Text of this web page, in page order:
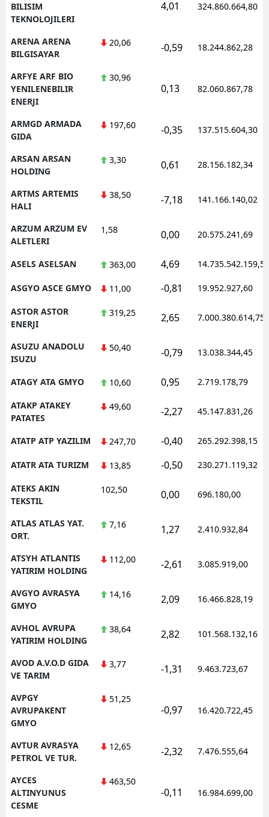
BILISIM
TEKNOLOJILERI
4,01 324.860.664,80
ARENA ARENA
BILGISAYAR
20,06 -0,59 18.244.862,28
ARFYE ARF BIO
YENILENEBILIR
ENERJI
30,96
0,13 82.060.867,78
ARMGD ARMADA
GIDA
197,60 -0,35 137.515.604,30
ARSAN ARSAN
HOLDING
3,30 0,61 28.156.182,34
ARTMS ARTEMIS
HALI
38,50 -7,18 141.166.140,02
ARZUM ARZUM EV
ALETLERI
1,58 0,00 20.575.241,69
ASELS ASELSAN 363,00 4,69 14.735.542.159,50
ASGYO ASCE GMYO 11,00 -0,81 19.952.927,60
ASTOR ASTOR
ENERJI
319,25 2,65 7.000.380.614,75
ASUZU ANADOLU
ISUZU
50,40 -0,79 13.038.344,45
ATAGY ATA GMYO 10,60 0,95 2.719.178,79
ATAKP ATAKEY
PATATES
49,60 -2,27 45.147.831,26
ATATP ATP YAZILIM 247,70 -0,40 265.292.398,15
ATATR ATA TURIZM 13,85 -0,50 230.271.119,32
ATEKS AKIN
TEKSTIL
102,50 0,00 696.180,00
ATLAS ATLAS YAT.
ORT.
7,16 1,27 2.410.932,84
ATSYH ATLANTIS
YATIRIM HOLDING
112,00 -2,61 3.085.919,00
AVGYO AVRASYA
GMYO
14,16 2,09 16.466.828,19
AVHOL AVRUPA
YATIRIM HOLDING
38,64 2,82 101.568.132,16
AVOD A.V.O.D GIDA
VE TARIM
3,77 -1,31 9.463.723,67
AVPGY
AVRUPAKENT
GMYO
51,25
-0,97 16.420.722,45
AVTUR AVRASYA
PETROL VE TUR.
12,65 -2,32 7.476.555,64
AYCES
ALTINYUNUS
CESME
463,50
-0,11 16.984.699,00